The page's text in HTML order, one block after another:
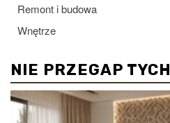
Remont i budowa
Wnętrze
NIE PRZEGAP